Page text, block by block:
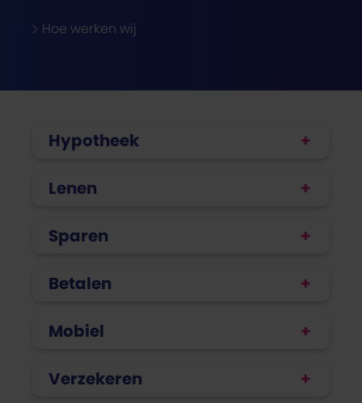
Hoe werken wij
Hypotheek
Lenen
Sparen
Betalen
Mobiel
Verzekeren